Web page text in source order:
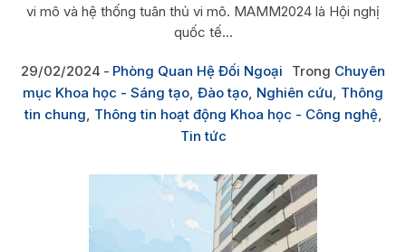
vi mô và hệ thống tuân thủ vi mô. MAMM2024 là Hội nghị
quốc tế...
29/02/2024 Phòng Quan Hệ Đối Ngoại Trong Chuyên
mục Khoa học - Sáng tạo Đào tạo Nghiên cứu Thông
tin chung Thông tin hoạt động Khoa học - Công nghệ,
Tin tức